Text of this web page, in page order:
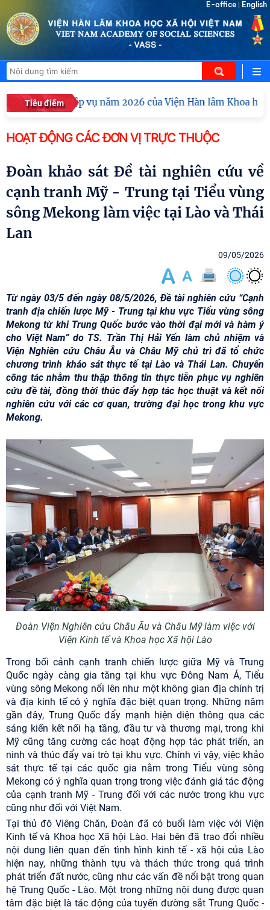
E-office English
Tiêu điểm
môn, nghiệp vụ năm 2026 của Viện Hàn lâm Khoa học
HOẠT ĐỘNG CÁC ĐƠN VỊ TRỰC THUỘC
Đoàn khảo sát Đề tài nghiên cứu về
cạnh tranh Mỹ - Trung tại Tiểu vùng
sông Mekong làm việc tại Lào và Thái
Lan
09/05/2026
Từ ngày 03/5 đến ngày 08/5/2026, Đề tài nghiên cứu “Cạnh
tranh địa chiến lược Mỹ - Trung tại khu vực Tiểu vùng sông
Mekong từ khi Trung Quốc bước vào thời đại mới và hàm ý
cho Việt Nam” do TS. Trần Thị Hải Yến làm chủ nhiệm và
Viện Nghiên cứu Châu Âu và Châu Mỹ chủ trì đã tổ chức
chương trình khảo sát thực tế tại Lào và Thái Lan. Chuyến
công tác nhằm thu thập thông tin thực tiễn phục vụ nghiên
cứu đề tài, đồng thời thúc đẩy hợp tác học thuật và kết nối
nghiên cứu với các cơ quan, trường đại học trong khu vực
Mekong.
Đoàn Viện Nghiên cứu Châu Âu và Châu Mỹ làm việc với
Viện Kinh tế và Khoa học Xã hội Lào
Trong bối cảnh cạnh tranh chiến lược giữa Mỹ và Trung
Quốc ngày càng gia tăng tại khu vực Đông Nam Á, Tiểu
vùng sông Mekong nổi lên như một không gian địa chính trị
và địa kinh tế có ý nghĩa đặc biệt quan trọng. Những năm
gần đây, Trung Quốc đẩy mạnh hiện diện thông qua các
sáng kiến kết nối hạ tầng, đầu tư và thương mại, trong khi
Mỹ cũng tăng cường các hoạt động hợp tác phát triển, an
ninh và thúc đẩy vai trò tại khu vực. Chính vì vậy, việc khảo
sát thực tế tại các quốc gia nằm trong Tiểu vùng sông
Mekong có ý nghĩa quan trọng trong việc đánh giá tác động
của cạnh tranh Mỹ - Trung đối với các nước trong khu vực
cũng như đối với Việt Nam.
Tại thủ đô Viêng Chăn, Đoàn đã có buổi làm việc với Viện
Kinh tế và Khoa học Xã hội Lào. Hai bên đã trao đổi nhiều
nội dung liên quan đến tình hình kinh tế - xã hội của Lào
hiện nay, những thành tựu và thách thức trong quá trình
phát triển đất nước, cũng như các vấn đề nổi bật trong quan
hệ Trung Quốc - Lào. Một trong những nội dung được quan
tâm đặc biệt là tác động của tuyến đường sắt Trung Quốc -